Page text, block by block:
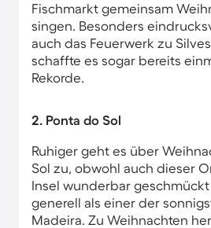
Fischmarkt gemeinsam
singen. Besonders
auch das Feuerwerk zu
schaffte es sogar bereits
Rekorde.
2. Ponta do Sol
Ruhiger geht es über
Sol zu, obwohl auch dieser
Insel wunderbar
generell als einer der
Madeira. Zu Weihnachten